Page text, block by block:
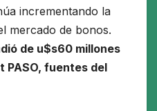
incrementando la
mercado de bonos.
de u$s60 millones
PASO, fuentes del